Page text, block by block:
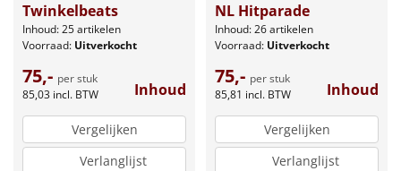
Twinkelbeats
Inhoud: 25 artikelen
Voorraad: Uitverkocht
75,- per stuk
85,03 incl. BTW Inhoud
Vergelijken
Verlanglijst
NL Hitparade
Inhoud: 26 artikelen
Voorraad: Uitverkocht
75,- per stuk
85,81 incl. BTW Inhoud
Vergelijken
Verlanglijst